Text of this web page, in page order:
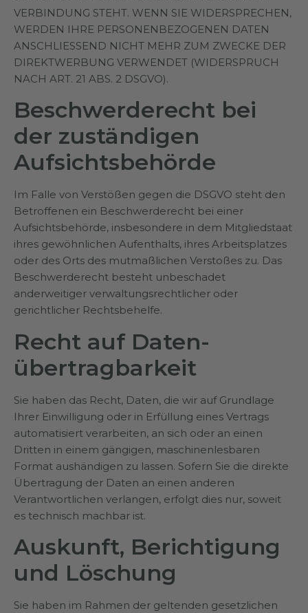
VERBINDUNG STEHT. WENN SIE WIDERSPRECHEN,
WERDEN IHRE PERSONENBEZOGENEN DATEN
ANSCHLIESSEND NICHT MEHR ZUM ZWECKE DER
DIREKTWERBUNG VERWENDET (WIDERSPRUCH
NACH ART. 21 ABS. 2 DSGVO).
Beschwerde­recht bei
der zuständigen
Aufsichts­behörde
Im Falle von Verstößen gegen die DSGVO steht den
Betroffenen ein Beschwerderecht bei einer
Aufsichtsbehörde, insbesondere in dem Mitgliedstaat
ihres gewöhnlichen Aufenthalts, ihres Arbeitsplatzes
oder des Orts des mutmaßlichen Verstoßes zu. Das
Beschwerderecht besteht unbeschadet
anderweitiger verwaltungsrechtlicher oder
gerichtlicher Rechtsbehelfe.
Recht auf Daten­
übertrag­barkeit
Sie haben das Recht, Daten, die wir auf Grundlage
Ihrer Einwilligung oder in Erfüllung eines Vertrags
automatisiert verarbeiten, an sich oder an einen
Dritten in einem gängigen, maschinenlesbaren
Format aushändigen zu lassen. Sofern Sie die direkte
Übertragung der Daten an einen anderen
Verantwortlichen verlangen, erfolgt dies nur, soweit
es technisch machbar ist.
Auskunft, Berichtigung
und Löschung
Sie haben im Rahmen der geltenden gesetzlichen